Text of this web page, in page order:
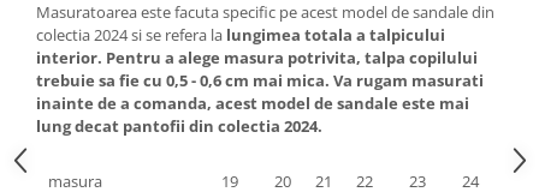
Masuratoarea este facuta specific pe acest model de sandale din
colectia 2024 si se refera la lungimea totala a talpicului
interior. Pentru a alege masura potrivita, talpa copilului
trebuie sa fie cu 0,5 - 0,6 cm mai mica. Va rugam masurati
inainte de a comanda, acest model de sandale este mai
lung decat pantofii din colectia 2024.
masura 19 20 21 22 23
24